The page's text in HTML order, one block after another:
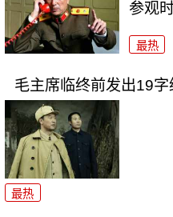
参观
最热
毛主席临终前发出19
最热